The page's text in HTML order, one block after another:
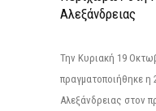
Αλεξάνδρειας
Την Κυριακή 19
πραγματοποιήθηκε η
Αλεξάνδρειας στον